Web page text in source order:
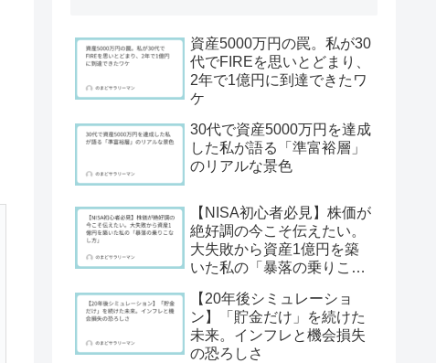
資産5000万円の罠。私が30
代でFIREを思いとどまり、
2年で1億円に到達できたワ
ケ
30代で資産5000万円を達成
した私が語る「準富裕層」
のリアルな景色
【NISA初心者必見】株価が
絶好調の今こそ伝えたい。
大失敗から資産1億円を築
いた私の「暴落の乗りこな
【20年後シミュレーショ
ン】「貯金だけ」を続けた
未来。インフレと機会損失
の恐ろしさ